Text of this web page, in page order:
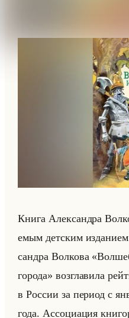
Книга Алек­сандра
емым дет­ским
сандра Вол­ко­ва
города» воз­гла­ви­ла
в Рос­сии за пе­ри­од с
года. Ас­со­ци­ация